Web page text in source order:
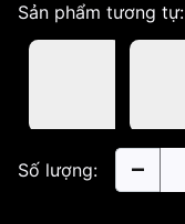
Sản phẩm tương tự:
Số lượng: